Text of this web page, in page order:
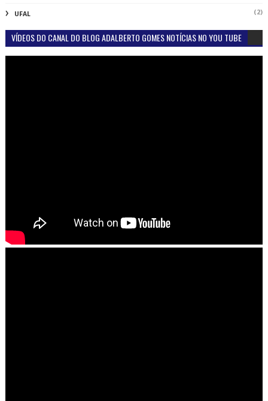
UFAL (2)
VÍDEOS DO CANAL DO BLOG ADALBERTO GOMES NOTÍCIAS NO YOU TUBE